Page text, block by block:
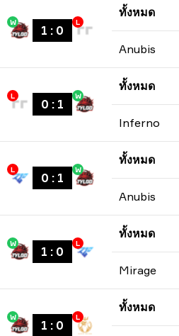
W
1 : 0
L
ทั้งหมด
Anubis
L
0 : 1
W
ทั้งหมด
Inferno
L
0 : 1
W
ทั้งหมด
Anubis
W
1 : 0
L
ทั้งหมด
Mirage
W
1 : 0
L
ทั้งหมด